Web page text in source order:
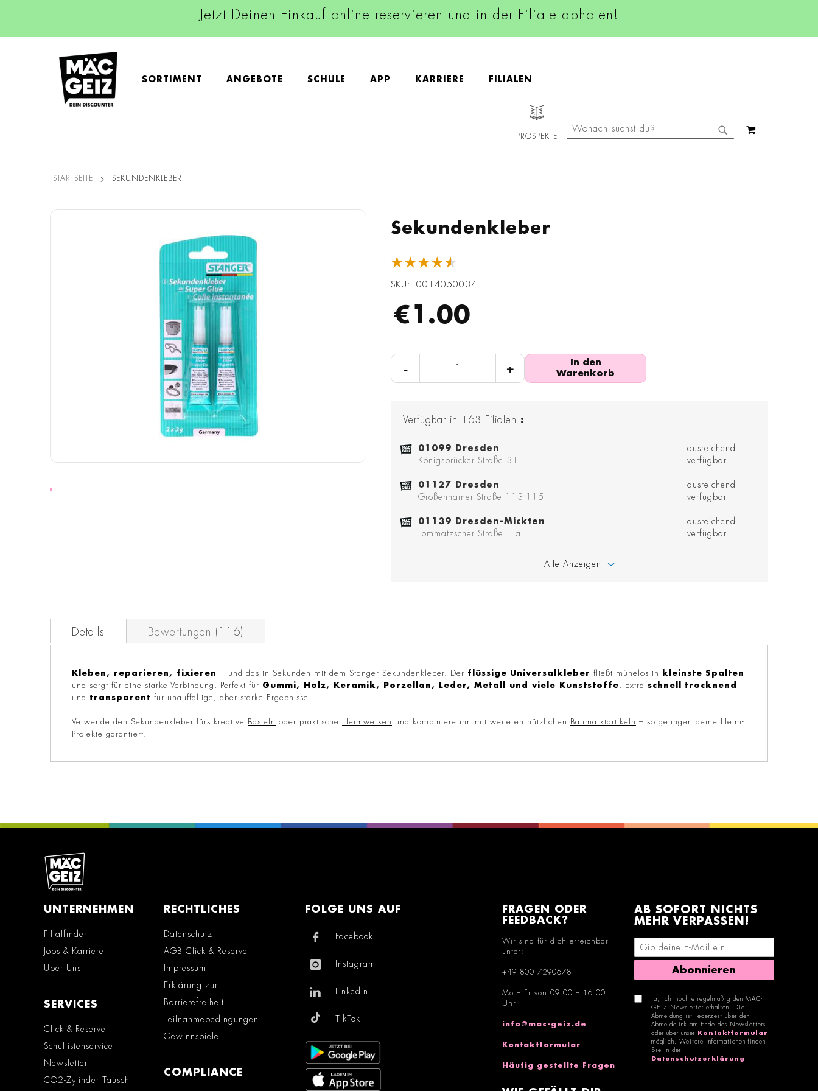
Jetzt Deinen Einkauf online reservieren und in der Filiale abholen!
SORTIMENT ANGEBOTE SCHULE APP KARRIERE FILIALEN
PROSPEKTE
SUCHE
STARTSEITE SEKUNDENKLEBER
Sekundenkleber
★★★★★
SKU 0014050034
€1.00
- +
In den
Warenkorb
Verfügbar in 163 Filialen :
01099 Dresden
Königsbrücker Straße 31
ausreichend
verfügbar
01127 Dresden
Großenhainer Straße 113-115
ausreichend
verfügbar
01139 Dresden-Mickten
Lommatzscher Straße 1 a
ausreichend
verfügbar
Alle Anzeigen
Zum
Details
Kleben, reparieren, fixieren – und das in Sekunden mit dem Stanger Sekundenkleber. Der flüssige Universalkleber fließt mühelos in kleinste Spalten
und sorgt für eine starke Verbindung. Perfekt für Gummi, Holz, Keramik, Porzellan, Leder, Metall und viele Kunststoffe . Extra schnell
trocknend
und transparent für unauffällige, aber starke Ergebnisse.
Verwende den Sekundenkleber fürs kreative Basteln oder praktische Heimwerken und kombiniere ihn mit weiteren nützlichen Baumarktartikeln – so gelingen deine Heim-
Projekte garantiert!
Bewertungen 116
UNTERNEHMEN
Filialfinder
Jobs & Karriere
Über Uns
SERVICES
Click & Reserve
Schullistenservice
Newsletter
CO2-Zylinder Tausch
RECHTLICHES
Datenschutz
AGB Click & Reserve
Impressum
Erklärung zur
Barrierefreiheit
Teilnahmebedingungen
Gewinnspiele
COMPLIANCE
FOLGE UNS AUF
Facebook
Instagram
Linkedin
TikTok
FRAGEN ODER
FEEDBACK?
Wir sind für dich erreichbar
unter:
+49 800 7290678
Mo – Fr von 09:00 – 16:00
Uhr
info@mac-geiz.de
Kontaktformular
Häufig gestellte Fragen
AB SOFORT NICHTS
MEHR VERPASSEN!
E-Mail-Adresse eingeben
Abonnieren
Ja, ich möchte regelmäßig den MÄC-
GEIZ Newsletter erhalten. Die
Abmeldung ist jederzeit über den
Abmeldelink am Ende des Newsletters
oder über unser
Kontaktformular
möglich. Weitere Informationen finden
Sie in der
Datenschutzerklärung .